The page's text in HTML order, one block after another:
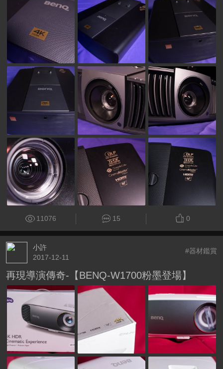
11076 15 0
小許
2017-12-11
#器材鑑賞
再現導演傳奇-【BENQ-W1700粉墨登場】